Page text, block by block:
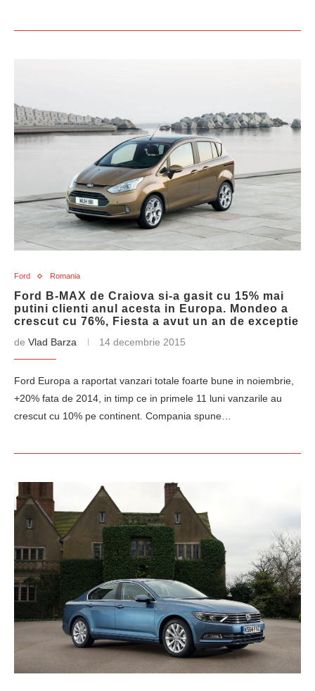
Ford Romania
Ford B-MAX de Craiova si-a gasit cu 15% mai
putini clienti anul acesta in Europa. Mondeo a
crescut cu 76%, Fiesta a avut un an de exceptie
de Vlad Barza 14 decembrie 2015
Ford Europa a raportat vanzari totale foarte bune in noiembrie,
+20% fata de 2014, in timp ce in primele 11 luni vanzarile au
crescut cu 10% pe continent. Compania spune…